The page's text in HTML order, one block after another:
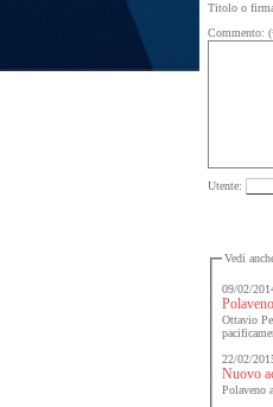
Titolo o
Commento:
Utente:
Vedi
09/02/
Ottavio
22/02/
Nuovo
Polaveno